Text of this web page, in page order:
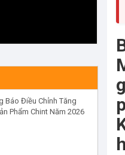
Báo Điều Chỉnh Tăng
Phẩm Chint Năm 2026